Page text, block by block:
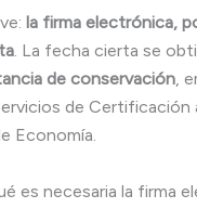
la firma electrónica,
. La fecha cierta se
de conservación,
de Certificación
Economía.
es necesaria la firma